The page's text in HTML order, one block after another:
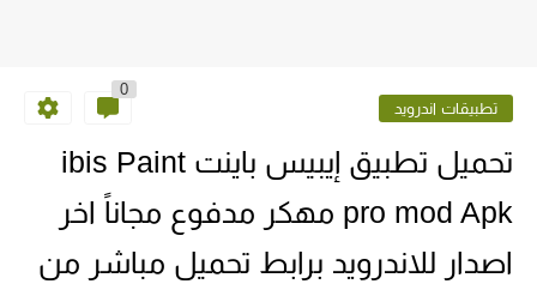
تطبيقات اندرويد
0
تحميل تطبيق إيبيس باينت ibis Paint
pro mod Apk مهكر مدفوع مجاناً اخر
اصدار للاندرويد برابط تحميل مباشر من